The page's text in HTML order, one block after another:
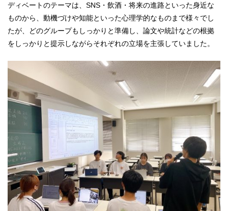
ディベートのテーマは、SNS・飲酒・将来の進路といった身近な
ものから、動機づけや知能といった心理学的なものまで様々でし
たが、どのグループもしっかりと準備し、論文や統計などの根拠
をしっかりと提示しながらそれぞれの立場を主張していました。